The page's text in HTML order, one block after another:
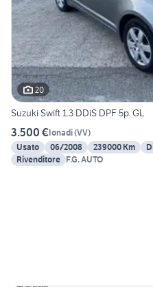
20
Suzuki Swift 1.3 DDiS DPF 5p. GL
3.500 €Ionadi(VV)
Usato
06/2008 239000 Km
Rivenditore F.G. AUTO